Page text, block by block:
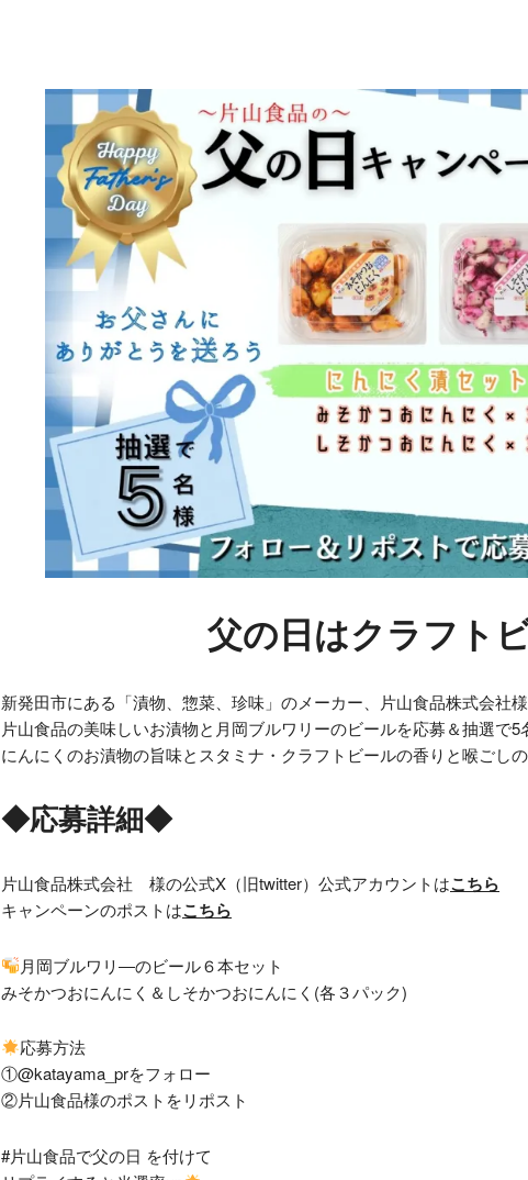
父の日はクラフト
新発田市にある「漬物、惣菜、珍味」のメーカー、片山食品株式会社
片山食品の美味しいお漬物と月岡ブルワリーのビールを応募＆抽選で5
にんにくのお漬物の旨味とスタミナ・クラフトビールの香りと喉ごし
◆応募詳細◆
片山食品株式会社 様の公式X（旧twitter）公式アカウントはこちら
キャンペーンのポストはこちら
月岡ブルワリ―のビール６本セット
みそかつおにんにく＆しそかつおにんにく(各３パック)
応募方法
①@katayama_prをフォロー
②片山食品様のポストをリポスト
#片山食品で父の日 を付けて